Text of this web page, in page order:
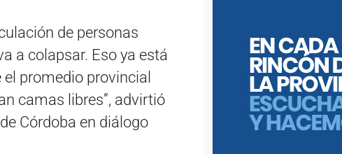
de personas
a colapsar. Eso ya está
promedio provincial
camas libres”, advirtió
Córdoba en diálogo